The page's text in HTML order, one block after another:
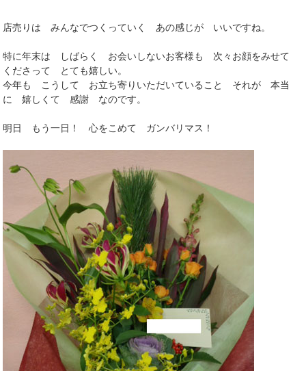
店売りは みんなでつくっていく あの感じが いいですね。
特に年末は しばらく お会いしないお客様も 次々お顔をみせて
くださって とても嬉しい。
今年も こうして お立ち寄りいただいていること それが 本当
に 嬉しくて 感謝 なのです。
明日 もう一日！ 心をこめて ガンバリマス！